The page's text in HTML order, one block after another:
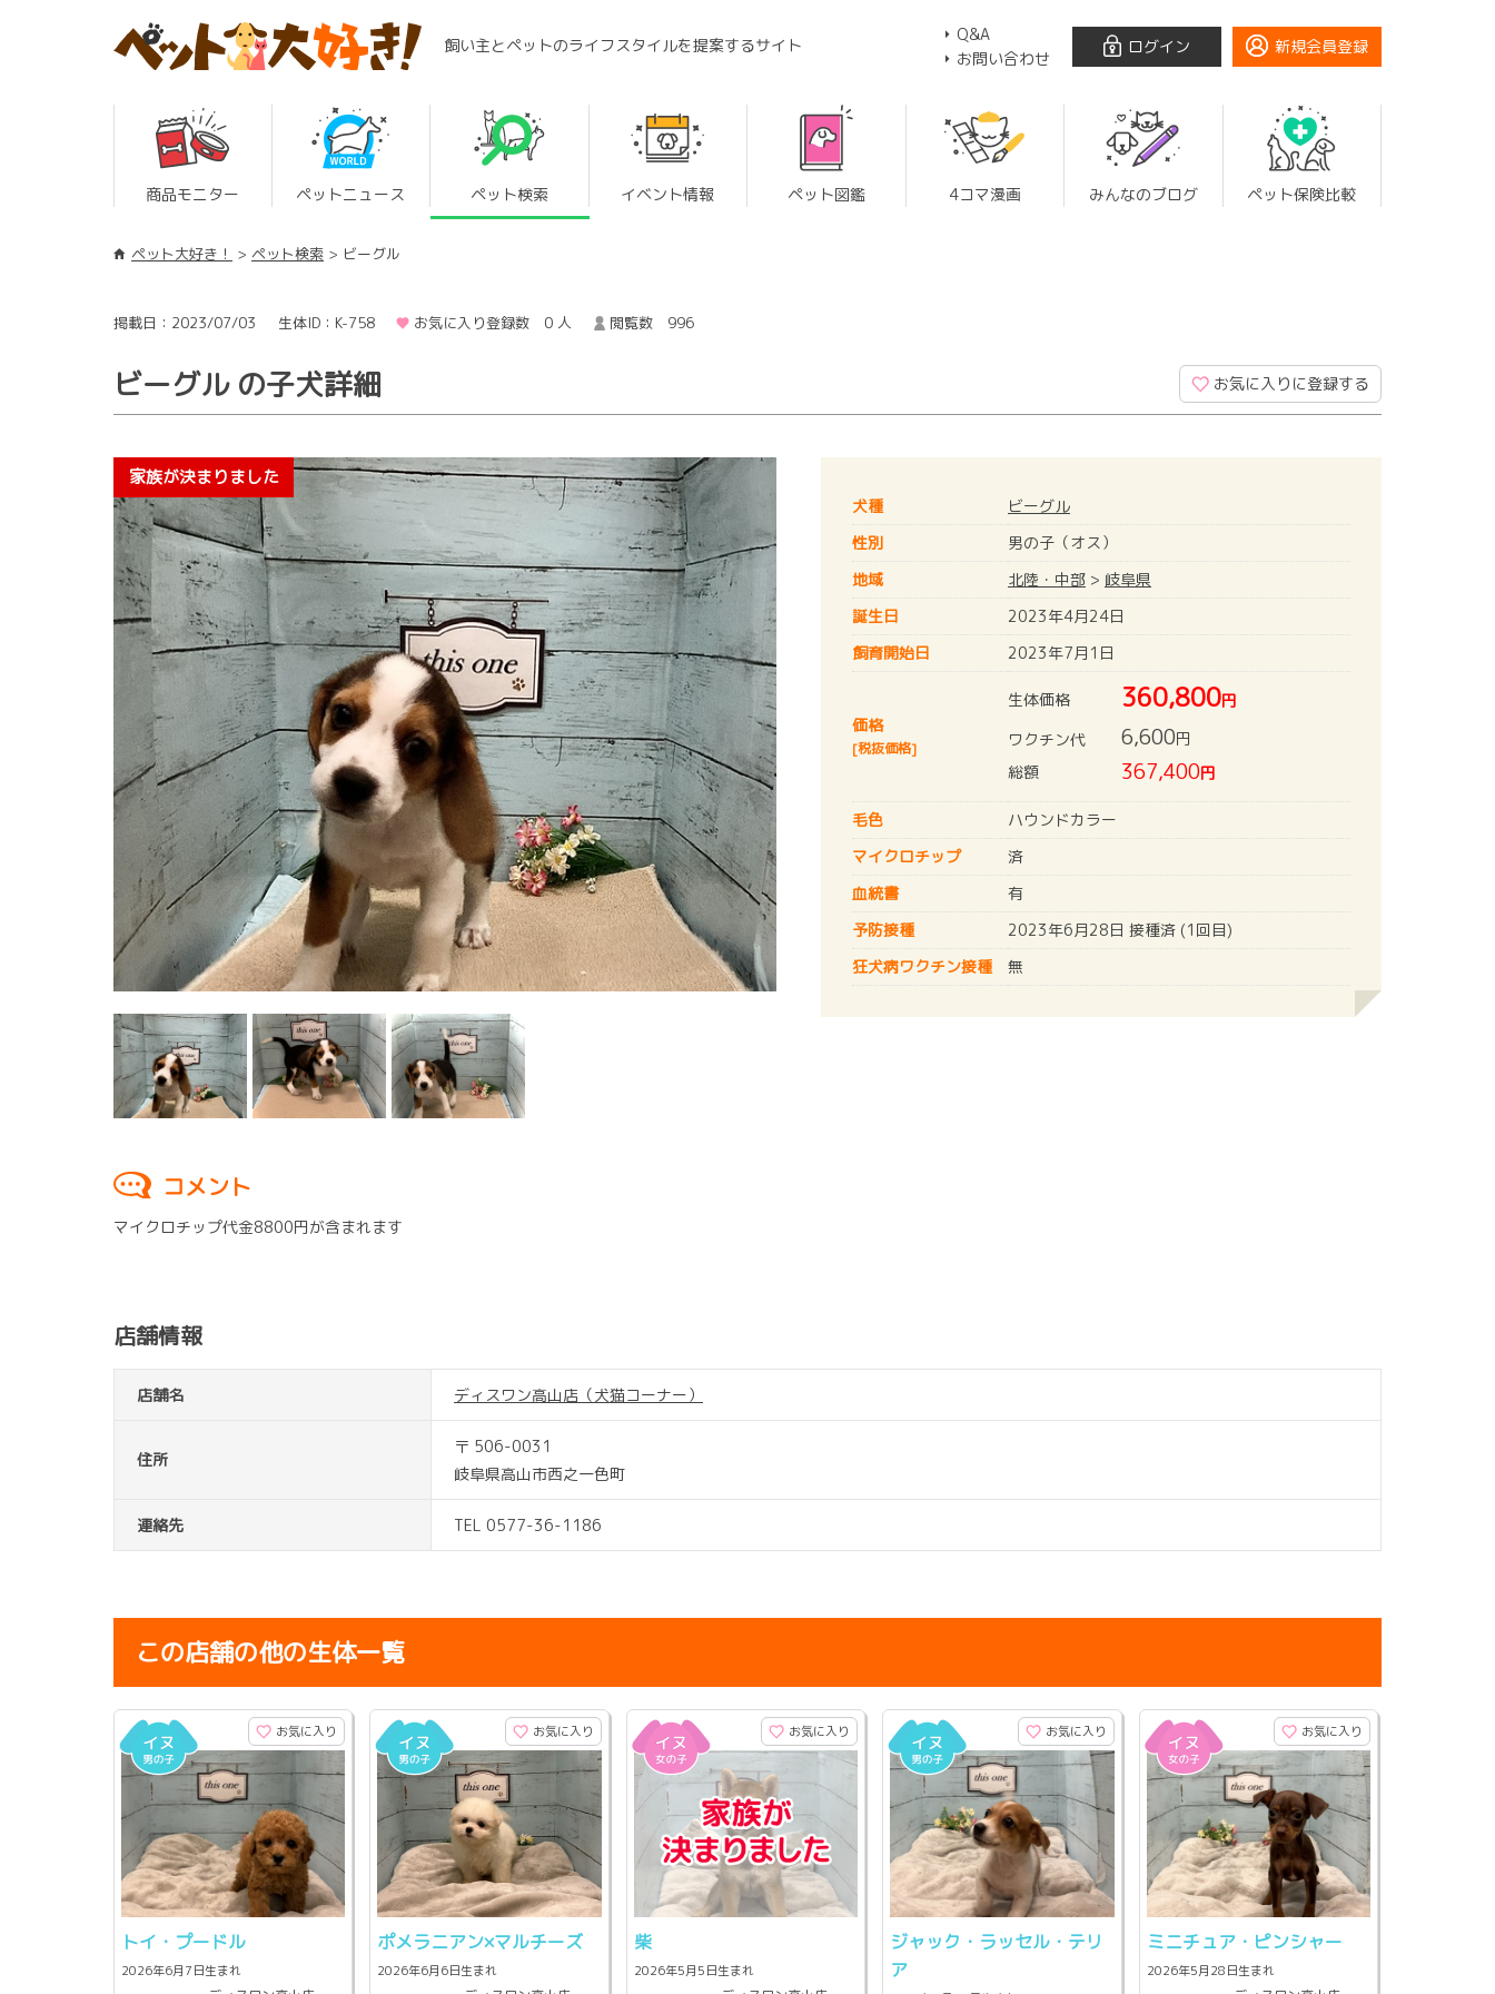
飼い主とペットのライフスタイルを提案するサイト
Q&A
お問い合わせ
ログイン 新規会員登録
商品モニター ペットニュース ペット検索 イベント情報 ペット図鑑 4コマ漫画 みんなのブログ ペット保険比較
ペット大好き！ ペット検索 ビーグル
掲載日：2023/07/03 生体ID：K-758 お気に入り登録数 0 人 閲覧数 996
ビーグル の子犬詳細 お気に入りに登録する
犬種
ビーグル
性別
男の子（オス）
地域
北陸・中部 > 岐阜県
誕生日
2023年4月24日
飼育開始日
2023年7月1日
価格
[税抜価格]
生体価格 360,800円
ワクチン代
6,600円
総額
367,400円
毛色
ハウンドカラー
マイクロチップ
済
血統書
有
予防接種
2023年6月28日 接種済 (1回目)
狂犬病ワクチン接種 無
コメント
マイクロチップ代金8800円が含まれます
店舗情報
店舗名 ディスワン高山店（犬猫コーナー）
住所
〒 506-0031
岐阜県高山市西之一色町
連絡先 TEL 0577-36-1186
この店舗の他の生体一覧
お気に入り
トイ・プードル
2026年6月7日生まれ
お気に入り
ポメラニアン×マルチーズ
2026年6月6日生まれ
お気に入り
柴
2026年5月5日生まれ
お気に入り
ジャック・ラッセル・テリ
ア
お気に入り
ミニチュア・ピンシャー
2026年5月28日生まれ